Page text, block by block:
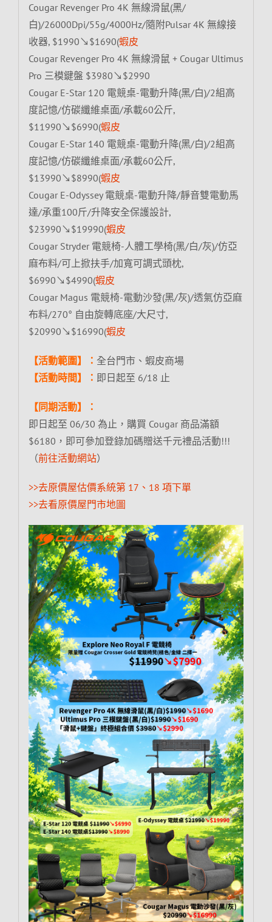
Cougar Revenger Pro 4K 無線滑鼠(黑/
白)/26000Dpi/55g/4000Hz/隨附Pulsar 4K 無線接
收器, $1990↘$1690(蝦皮
Cougar Revenger Pro 4K 無線滑鼠 + Cougar Ultimus
Pro 三模鍵盤 $3980↘$2990
Cougar E-Star 120 電競桌-電動升降(黑/白)/2組高
度記憶/仿碳纖維桌面/承載60公斤,
$11990↘$6990(蝦皮
Cougar E-Star 140 電競桌-電動升降(黑/白)/2組高
度記憶/仿碳纖維桌面/承載60公斤,
$13990↘$8990(蝦皮
Cougar E-Odyssey 電競桌-電動升降/靜音雙電動馬
達/承重100斤/升降安全保護設計,
$23990↘$19990(蝦皮
Cougar Stryder 電競椅-人體工學椅(黑/白/灰)/仿亞
麻布料/可上掀扶手/加寬可調式頭枕,
$6990↘$4990(蝦皮
Cougar Magus 電競椅-電動沙發(黑/灰)/透氣仿亞麻
布料/270° 自由旋轉底座/大尺寸,
$20990↘$16990(蝦皮
【活動範圍】： 全台門市、蝦皮商場
【活動時間】： 即日起至 6/18 止
【同期活動】：
即日起至 06/30 為止，購買 Cougar 商品滿額
$6180，即可參加登錄加碼贈送千元禮品活動!!!
（前往活動網站）
>>去原價屋估價系統第 17、18 項下單
>>去看原價屋門市地圖